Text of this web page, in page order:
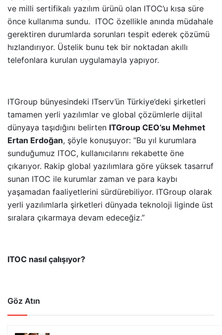
ve milli sertifikalı yazılım ürünü olan ITOC’u kısa süre
önce kullanıma sundu. ITOC özellikle anında müdahale
gerektiren durumlarda sorunları tespit ederek çözümü
hızlandırıyor. Üstelik bunu tek bir noktadan akıllı
telefonlara kurulan uygulamayla yapıyor.
ITGroup bünyesindeki ITserv’ün Türkiye’deki şirketleri
tamamen yerli yazılımlar ve global çözümlerle dijital
dünyaya taşıdığını belirten ITGroup CEO’su Mehmet
Ertan Erdoğan, şöyle konuşuyor: “Bu yıl kurumlara
sunduğumuz ITOC, kullanıcılarını rekabette öne
çıkarıyor. Rakip global yazılımlara göre yüksek tasarruf
sunan ITOC ile kurumlar zaman ve para kaybı
yaşamadan faaliyetlerini sürdürebiliyor. ITGroup olarak
yerli yazılımlarla şirketleri dünyada teknoloji liginde üst
sıralara çıkarmaya devam edeceğiz.”
ITOC nasıl çalışıyor?
Göz Atın